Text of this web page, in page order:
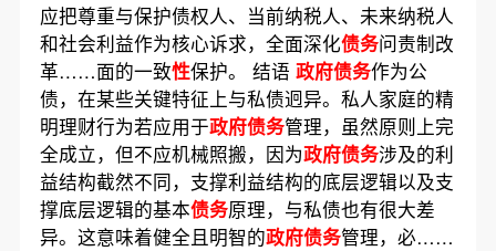
应把尊重与保护债权人、当前纳税人、未来纳税人
和社会利益作为核心诉求，全面深化债务问责制改
革……面的一致性保护。 结语 政府债务作为公
债，在某些关键特征上与私债迥异。私人家庭的精
明理财行为若应用于政府债务管理，虽然原则上完
全成立，但不应机械照搬，因为政府债务涉及的利
益结构截然不同，支撑利益结构的底层逻辑以及支
撑底层逻辑的基本债务原理，与私债也有很大差
异。这意味着健全且明智的政府债务管理，必……